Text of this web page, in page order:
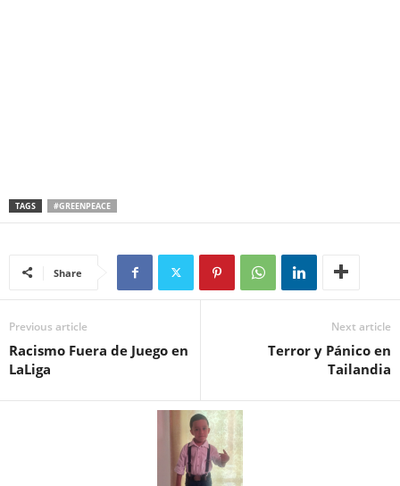
TAGS #GREENPEACE
Share
Previous article
Racismo Fuera de Juego en
LaLiga
Next article
Terror y Pánico en
Tailandia